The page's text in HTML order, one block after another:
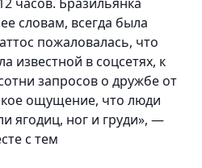
словам, всегда была
пожаловалась, что
известной в соцсетях, к
запросов о дружбе от
ощущение, что люди
ягодиц, ног и груди», —
с тем